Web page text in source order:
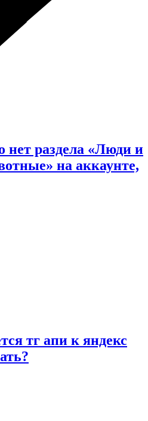
нет раздела «Люди и
на аккаунте,
тг апи к яндекс